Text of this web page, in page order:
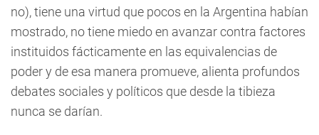
no), tiene una virtud que pocos en la Argentina habían
mostrado, no tiene miedo en avanzar contra factores
instituidos fácticamente en las equivalencias de
poder y de esa manera promueve, alienta profundos
debates sociales y políticos que desde la tibieza
nunca se darían.